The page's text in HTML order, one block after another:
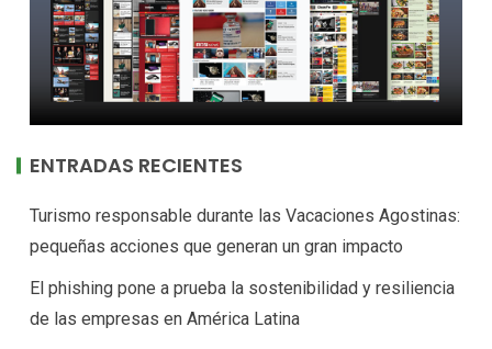
ENTRADAS RECIENTES
Turismo responsable durante las Vacaciones Agostinas:
pequeñas acciones que generan un gran impacto
El phishing pone a prueba la sostenibilidad y resiliencia
de las empresas en América Latina